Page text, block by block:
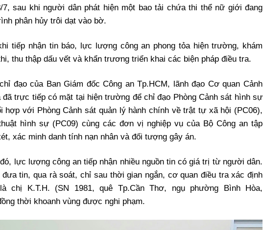
7, sau khi người dân phát hiện một bao tải chứa thi thể nữ giới đang
phân hủy trôi dạt vào bờ.
tiếp nhận tin báo, lực lượng công an phong tỏa hiện trường, khám
thu thập dấu vết và khẩn trương triển khai các biện pháp điều tra.
đạo của Ban Giám đốc Công an Tp.HCM, lãnh đạo Cơ quan Cảnh
đã trực tiếp có mặt tại hiện trường để chỉ đạo Phòng Cảnh sát hình sự
hợp với Phòng Cảnh sát quản lý hành chính về trật tự xã hội (PC06),
hình sự (PC09) cùng các đơn vị nghiệp vụ của Bộ Công an tập
xác minh danh tính nạn nhân và đối tượng gây án.
lực lượng công an tiếp nhận nhiều nguồn tin có giá trị từ người dân.
đưa tin, qua rà soát, chỉ sau thời gian ngắn, cơ quan điều tra xác định
chị K.T.H. (SN 1981, quê Tp.Cần Thơ, ngụ phường Bình Hòa,
thời khoanh vùng được nghi phạm.